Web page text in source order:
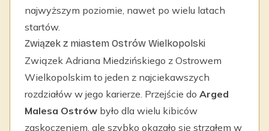
najwyższym poziomie, nawet po wielu latach
startów.
Związek z miastem Ostrów Wielkopolski
Związek Adriana Miedzińskiego z Ostrowem
Wielkopolskim to jeden z najciekawszych
rozdziałów w jego karierze. Przejście do Arged
Malesa Ostrów było dla wielu kibiców
zaskoczeniem, ale szybko okazało się strzałem w